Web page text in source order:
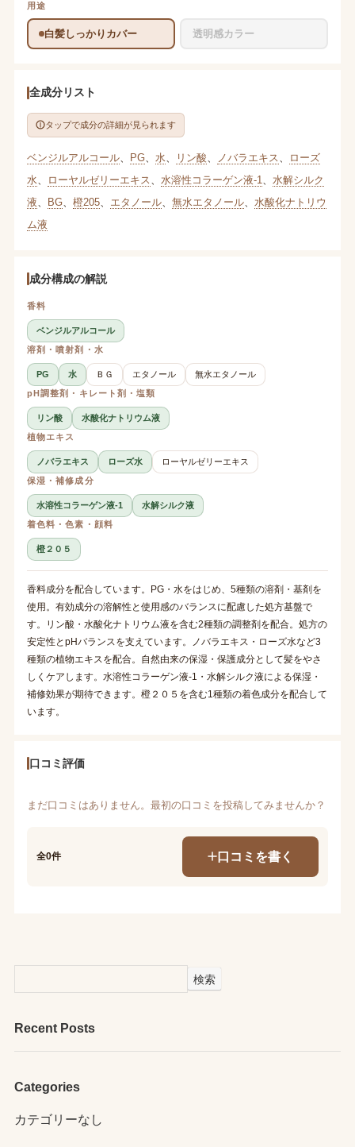
用途
白髪しっかりカバー 透明感カラー
全成分リスト
タップで成分の詳細が見られます
ベンジルアルコール、 PG、 水 リン酸 ノバラエキス
ローズ
水
ローヤルゼリーエキス 水溶性コラーゲン液-1
水解シルク
液
BG、 橙205、 エタノール、 無水エタノール、 水酸化ナトリウ
ム液
成分構成の解説
香料
ベンジルアルコール
溶剤・噴射剤・水
PG 水 ＢＧ エタノール
無水エタノール
pH調整剤・キレート剤・塩類
リン酸
水酸化ナトリウム液
植物エキス
ノバラエキス ローズ水
ローヤルゼリーエキス
保湿・補修成分
水溶性コラーゲン液-1
水解シルク液
着色料・色素・顔料
橙２０５
香料成分を配合しています。PG・水をはじめ、5種類の溶剤・基剤を
使用。有効成分の溶解性と使用感のバランスに配慮した処方基盤で
す。リン酸・水酸化ナトリウム液を含む2種類の調整剤を配合。処方の
安定性とpHバランスを支えています。ノバラエキス・ローズ水など3
種類の植物エキスを配合。自然由来の保湿・保護成分として髪をやさ
しくケアします。水溶性コラーゲン液-1・水解シルク液による保湿・
補修効果が期待できます。橙２０５を含む1種類の着色成分を配合して
います。
口コミ評価
まだ口コミはありません。最初の口コミを投稿してみませんか？
全0件 口コミを書く
検索
Recent Posts
Categories
カテゴリーなし